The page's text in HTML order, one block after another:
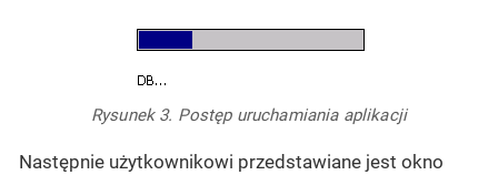
Rysunek 3. Postęp uruchamiania aplikacji
Następnie użytkownikowi przedstawiane jest okno